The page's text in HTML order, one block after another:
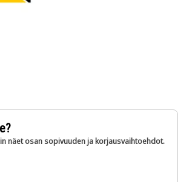
näet osan sopivuuden ja korjausvaihtoehdot.